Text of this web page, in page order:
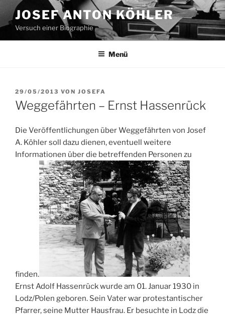
Inhalt
springen
JOSEF ANTON KÖHLER
Versuch einer Biographie
Menü
VERÖFFENTLICHT
AM
29/05/2013 VON JOSEFA
Weggefährten – Ernst Hassenrück
Die Veröffentlichungen über Weggefährten von Josef
A. Köhler soll dazu dienen, eventuell weitere
Informationen über die betreffenden Personen zu
finden.
Ernst Adolf Hassenrück wurde am 01. Januar 1930 in
Lodz/Polen geboren. Sein Vater war protestantischer
Pfarrer, seine Mutter Hausfrau. Er besuchte in Lodz die